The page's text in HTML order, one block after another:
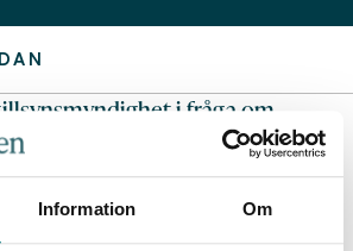
Information Om
i fråga om
skyldighet att tillgodose
vattentjänster.
tillsynen över att kommunen
att tillgodose behovet av